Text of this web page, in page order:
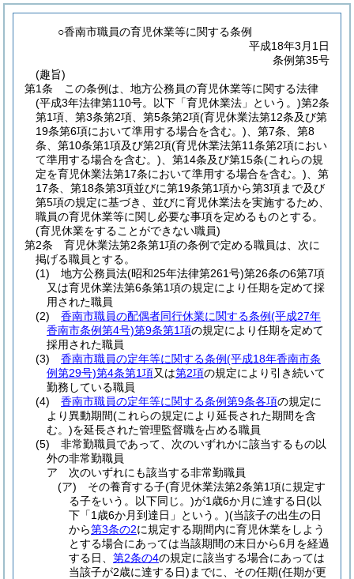
○香南市職員の育児休業等に関する条例
平成18年3月1日
条例第35号
(趣旨)
第1条
この条例は、地方公務員の育児休業等に関する法律
(平成3年法律第110号。以下「育児休業法」という。)第2条
第1項、第3条第2項、第5条第2項(育児休業法第12条及び第
19条第6項において準用する場合を含む。) 、第7条、第8
条、第10条第1項及び第2項(育児休業法第11条第2項におい
て準用する場合を含む。) 、第14条及び第15条(これらの規
定を育児休業法第17条において準用する場合を含む。) 、第
17条、第18条第3項並びに第19条第1項から第3項まで及び
第5項の規定に基づき、並びに育児休業法を実施するため、
職員の育児休業等に関し必要な事項を定めるものとする。
(育児休業をすることができない職員)
第2条
育児休業法第2条第1項の条例で定める職員は、次に
掲げる職員とする。
(1)
地方公務員法(昭和25年法律第261号)第26条の6第7項
又は育児休業法第6条第1項の規定により任期を定めて採
用された職員
(2)
香南市職員の配偶者同行休業に関する条例(平成27年
香南市条例第4号)第9条第1項の規定により任期を定めて
採用された職員
(3)
香南市職員の定年等に関する条例(平成18年香南市条
例第29号)第4条第1項又は第2項の規定により引き続いて
勤務している職員
(4)
香南市職員の定年等に関する条例第9条各項の規定に
より異動期間(これらの規定により延長された期間を含
む。)を延長された管理監督職を占める職員
(5)
非常勤職員であって、次のいずれかに該当するもの以
外の非常勤職員
ア
次のいずれにも該当する非常勤職員
(ア)
その養育する子(育児休業法第2条第1項に規定す
る子をいう。以下同じ。)が1歳6か月に達する日(以
下「1歳6か月到達日」という。)(当該子の出生の日
から第3条の2に規定する期間内に育児休業をしよう
とする場合にあっては当該期間の末日から6月を経過
する日、第2条の4の規定に該当する場合にあっては
当該子が2歳に達する日) までに、その任期(任期が更